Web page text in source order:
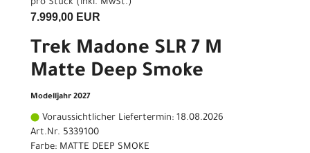
pro Stück (inkl. MwSt.)
7.999,00 EUR
Trek Madone SLR 7 M
Matte Deep Smoke
Modelljahr 2027
Voraussichtlicher Liefertermin: 18.08.2026
Art.Nr. 5339100
Farbe: MATTE DEEP SMOKE